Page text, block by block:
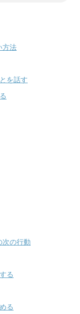
方法
を話す
次の行動
る
る